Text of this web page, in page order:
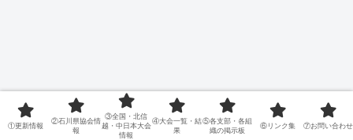
①更新情報
②石川県協会情
報
③全国・北信
越・中日本大会
情報
④大会一覧・結
果
⑤各支部・各組
織の掲示板
⑥リンク集 ⑦お問い合わせ